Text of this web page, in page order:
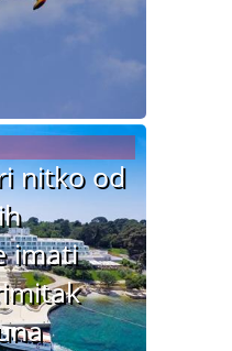
nitko od
imati